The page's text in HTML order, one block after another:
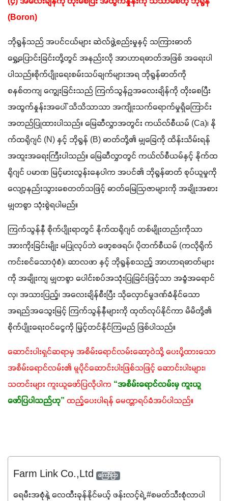
(Boron)
ဘိုရွန်သည် အပင်ငယ်များ ဆဲလ်ဖွဲ့စည်းမှုနှင့် သကြားဓာတ်
ရွှေ့ပြောင်းခြင်းတို့တွင် အနည်းလို အာဟာရဓာတ်အဖြစ် အရေးပါ
ပါသည်။စိုက်ပျိုးရေးစမ်းသပ်ချက်များအရ ဘိုရွန်ဓာတ်ကို
စနစ်တကျ ကျွေးခြင်းသည် ကြက်သွန်ဥအလေးချိန်ကို တိုးစေပြီး
အထွက်နှုန်းအပေါ် သိသိသာသာ အကျိုးသက်ရောက်မှုရှိကြောင်း
အတည်ပြုထားပါသည်။ မြေဆီလွှာအတွင်း ကယ်လ်စီယမ် (Ca)၊ နို
က်ထရိုဂျင် (N) နှင့် ဘိုရွန် (B) ဓာတ်တို့၏ မျှခြေကို ထိန်းသိမ်းရန်
အထူးအရေးကြီးပါသည်။ မြေဆီလွှာတွင် ကယ်လ်စီယမ်နှင့် နိုက်ထ
ရိုဂျင် ပမာဏ မြင့်မားလွန်းနေပါက အပင်၏ ဘိုရွန်ဓာတ် စုပ်ယူမှုကို
လျော့နည်းသွားစေတတ်သဖြင့် ဓာတ်မြေဩဇာများကို အချိုးအစား
မျှတစွာ သုံးစွဲရပါမည်။
ကြက်သွန်နီ စိုက်ပျိုးရာတွင် နိုက်ထရိုဂျင် တစ်မျိုးတည်းကိုသာ
အားကိုးခြင်းမျိုး မပြုလုပ်ဘဲ ဖော့စဖရပ်၊ ပိုတက်စီယမ် (ကလိုရိုက်
ကင်းစင်သောပုံစံ)၊ ဆာလဖာ နှင့် ဘိုရွန်စသည့် အာဟာရဓာတ်များ
ကို အချိုးကျ မျှတစွာ ပေါင်းစပ်အသုံးပြုခြင်းဖြင့်သာ အခွံအရောင်
လှ၊ အသားပြည့်၊ အလေးချိန်စီးပြီး သိုလှောင်မှုဒဏ်ခံနိုင်သော
အရည်အသွေးမြင့် ကြက်သွန်နီများကို ထုတ်လုပ်နိုင်ကာ မိမိတို့၏
စိုက်ပျိုးရေးဝင်ငွေကို မြှင့်တင်နိုင်ကြမည် ဖြစ်ပါသည်။
ဆောင်းပါးရှင်ဆရာမှ အစိမ်းရောင်လမ်းဆော့ဝဲသို့ ပေးပို့ထားသော
အစိမ်းရောင်လမ်း၏ မူပိုင်ဆောင်းပါးဖြစ်သဖြင့် ဆောင်းပါးများ၊
သတင်းများ ကူးယူဖော်ပြလိုပါက “အစိမ်းရောင်လမ်းမှ ကူးယူ
ဖော်ပြပါသည်ဟု” ထည့်ပေးပါရန် မေတ္တာရပ်ခံအပ်ပါသည်။
Farm Link Co.,Ltd ကြော်ငြာ
ရေမီးအစုံနဲ့ လေထီးခုန်နိုင်မယ့် ဖန်းလင့်ရဲ့ #စမတ်သီးစုံလာပါ